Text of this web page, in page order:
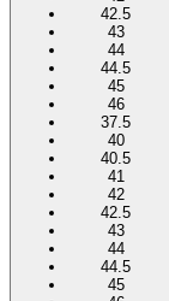
42.5
43
44
44.5
45
46
37.5
40
40.5
41
42
42.5
43
44
44.5
45